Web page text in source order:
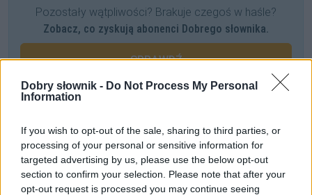
Dobry słownik - Do Not Process My Personal
Information
If you wish to opt-out of the sale, sharing to third parties, or
processing of your personal or sensitive information for
targeted advertising by us, please use the below opt-out
section to confirm your selection. Please note that after your
opt-out request is processed you may continue seeing
Pozostały wątpliwości? Brakuje czegoś w haśle?
Zobacz, co zyskują abonenci Dobrego słownika.
SPRAWDŹ
Skąd się biorą fryty?
Odmiana a wymowa. Problematyczne przypadki
Odmiana: łutu szczęściaczy łuta szczęścia?